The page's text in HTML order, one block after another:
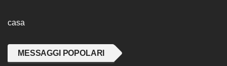
casa
MESSAGGI POPOLARI